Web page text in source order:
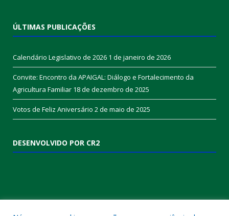
ÚLTIMAS PUBLICAÇÕES
Calendário Legislativo de 2026 1 de janeiro de 2026
Convite: Encontro da APAIGAL: Diálogo e Fortalecimento da
Agricultura Familiar 18 de dezembro de 2025
Votos de Feliz Aniversário 2 de maio de 2025
DESENVOLVIDO POR CR2